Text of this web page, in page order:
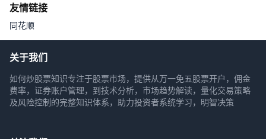
友情链接
同花顺
关于我们
如何炒股票知识专注于股票市场，提供从万一免五股票开户，佣金
费率，证券账户管理，到技术分析，市场趋势解读，量化交易策略
及风险控制的完整知识体系，助力投资者系统学习，明智决策